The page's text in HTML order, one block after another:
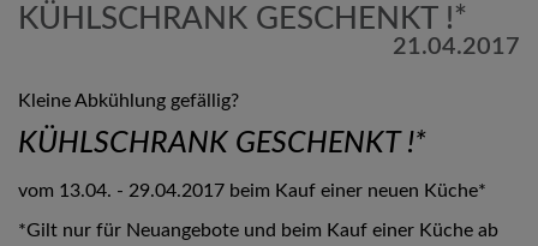
KÜHLSCHRANK GESCHENKT !*
21.04.2017
Kleine Abkühlung gefällig?
KÜHLSCHRANK GESCHENKT !*
vom 13.04. - 29.04.2017 beim Kauf einer neuen Küche*
*Gilt nur für Neuangebote und beim Kauf einer Küche ab